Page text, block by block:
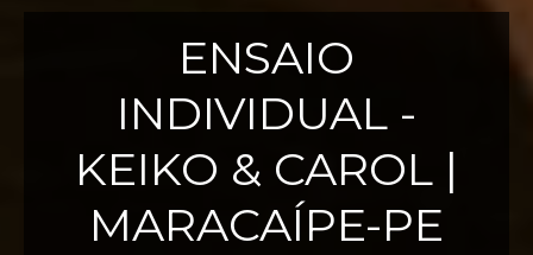
ENSAIO
INDIVIDUAL -
KEIKO & CAROL |
MARACAÍPE-PE